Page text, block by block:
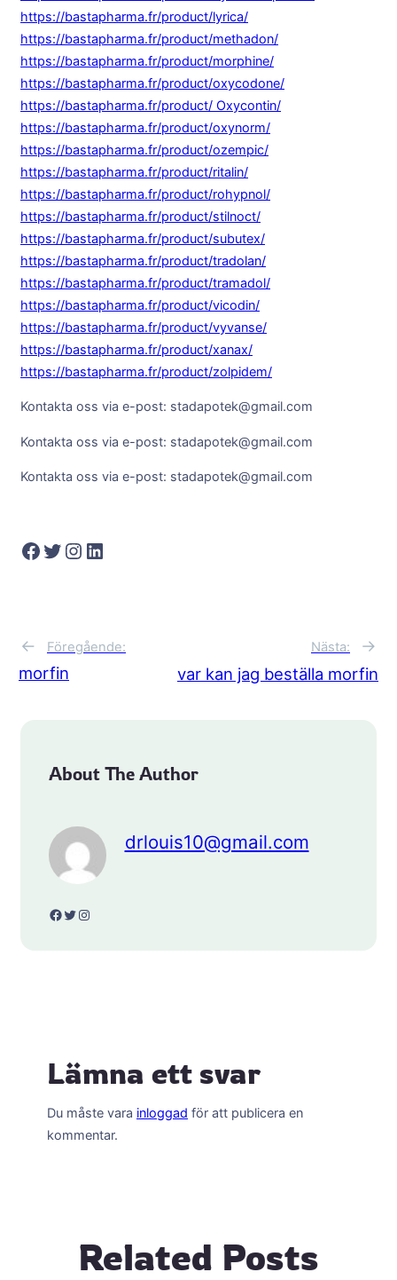
https://bastapharma.fr/product/lyrica/
https://bastapharma.fr/product/methadon/
https://bastapharma.fr/product/morphine/
https://bastapharma.fr/product/oxycodone/
https://bastapharma.fr/product/ Oxycontin/
https://bastapharma.fr/product/oxynorm/
https://bastapharma.fr/product/ozempic/
https://bastapharma.fr/product/ritalin/
https://bastapharma.fr/product/rohypnol/
https://bastapharma.fr/product/stilnoct/
https://bastapharma.fr/product/subutex/
https://bastapharma.fr/product/tradolan/
https://bastapharma.fr/product/tramadol/
https://bastapharma.fr/product/vicodin/
https://bastapharma.fr/product/vyvanse/
https://bastapharma.fr/product/xanax/
https://bastapharma.fr/product/zolpidem/
Kontakta oss via e-post: stadapotek@gmail.com
Kontakta oss via e-post: stadapotek@gmail.com
Kontakta oss via e-post: stadapotek@gmail.com
Facebook Twitter Instagram LinkedIn
← Föregående:
morfin
Nästa:
var kan jag beställa morfin
→
About The Author
drlouis10@gmail.com
Facebook Twitter Instagram
Lämna ett svar
Du måste vara inloggad för att publicera en
kommentar.
Related Posts